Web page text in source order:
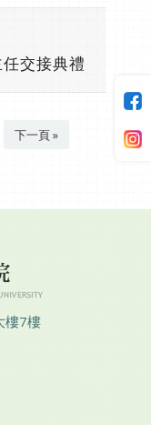
交接典禮
下一頁 »
樓7樓